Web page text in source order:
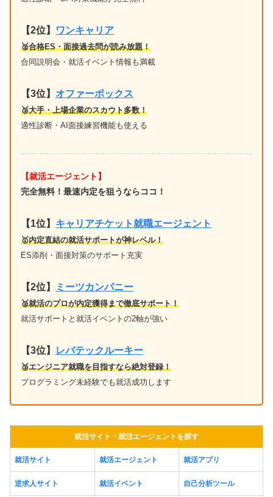
【2位】 ワンキャリア
🥈合格ES・面接過去問が読み放題！
合同説明会・就活イベント情報も満載
【3位】 オファーボックス
🥉大手・上場企業のスカウト多数！
適性診断・AI面接練習機能も使える
【就活エージェント】
完全無料！最速内定を狙うならココ！
【1位】 キャリアチケット就職エージェント
🥇内定直結の就活サポートが神レベル！
ES添削・面接対策のサポート充実
【2位】 ミーツカンパニー
🥈就活のプロが内定獲得まで徹底サポート！
就活サポートと就活イベントの2軸が強い
【3位】 レバテックルーキー
🥉エンジニア就職を目指すなら絶対登録！
プログラミング未経験でも就活成功します
就活サイト・就活エージェントを探す
就活サイト 就活エージェント 就活アプリ
逆求人サイト 就活イベント 自己分析ツール